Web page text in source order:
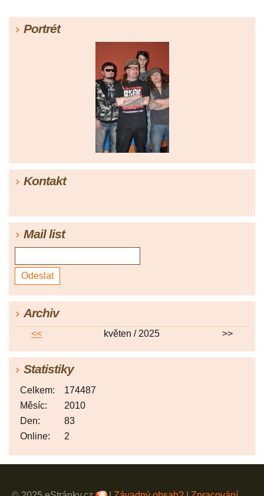
Portrét
Kontakt
Mail list
Archiv
<< květen / 2025 >>
Statistiky
Online: 2
Celkem:
174487
Měsíc:
2010
Den:
83